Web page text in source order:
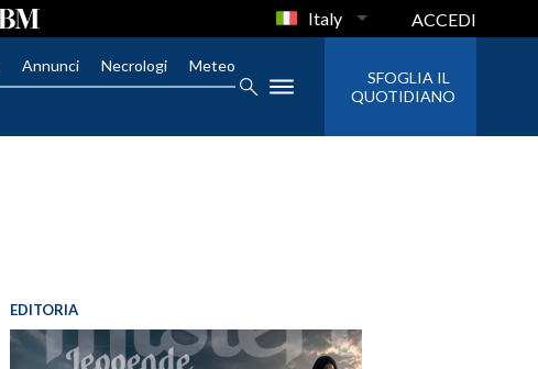
Italy ACCEDI
Annunci Necrologi Meteo
SFOGLIA IL
QUOTIDIANO
EDITORIA